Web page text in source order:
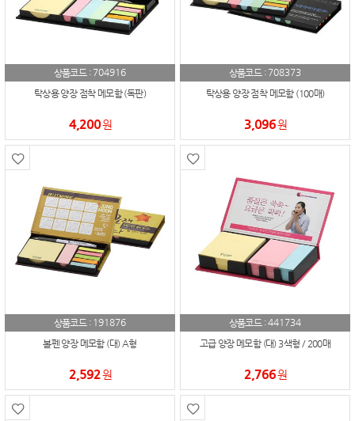
상품코드 : 704916
탁상용 양장 점착 메모함 (독판)
4,200원
상품코드 : 708373
탁상용 양장 점착 메모함 (100매)
3,096원
상품코드 : 191876
볼펜 양장 메모함 (대) A형
2,592원
상품코드 :441734
고급 양장 메모함 (대) 3색형 / 200매
2,766원